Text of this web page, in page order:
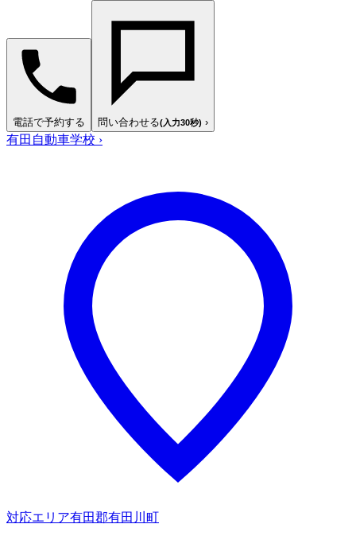
電話で予約する 問い合わせる(入力30秒) ›
有田自動車学校 ›
対応エリア有田郡有田川町